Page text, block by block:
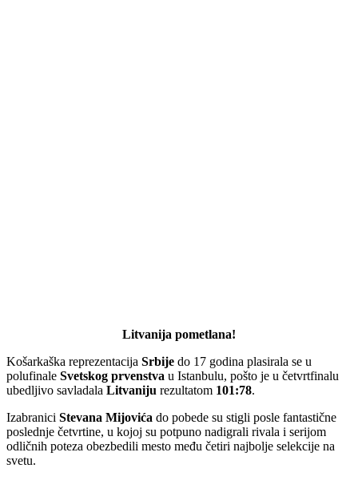
Litvanija pometlana!
Košarkaška reprezentacija Srbije do 17 godina plasirala se u
polufinale Svetskog prvenstva u Istanbulu, pošto je u četvrtfinalu
ubedljivo savladala Litvaniju rezultatom 101:78.
Izabranici Stevana Mijovića do pobede su stigli posle fantastične
poslednje četvrtine, u kojoj su potpuno nadigrali rivala i serijom
odličnih poteza obezbedili mesto među četiri najbolje selekcije na
svetu.